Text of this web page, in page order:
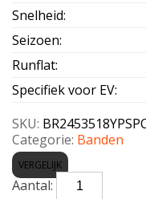
Snelheid:
Seizoen:
Runflat:
Specifiek voor EV:
SKU:
Categorie: Banden
VERGELIJK
BRIDGESTONE-
POTENZA